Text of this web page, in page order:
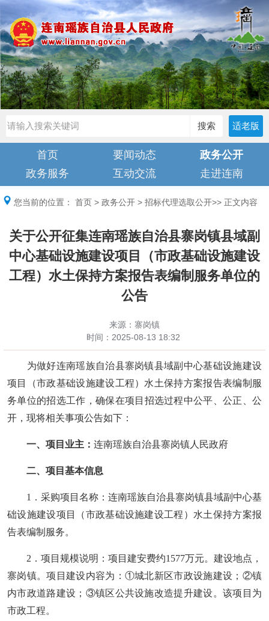
搜索 适老版
首页 要闻动态
政务公开
政务服务
互动交流 走进连南
您当前的位置： 首页 > 政务公开 > 招标代理选取公开>> 正文内容
关于公开征集连南瑶族自治县寨岗镇县域副
中心基础设施建设项目（市政基础设施建设
工程）水土保持方案报告表编制服务单位的
公告
来源：寨岗镇
时间： 2025-08-13 18:32
为做好连南瑶族自治县寨岗镇县域副中心基础设施建设
项目（市政基础设施建设工程）水土保持方案报告表编制服
务单位的招选工作 ，确保在项目 招选过程中公平、公正、公
开，现将相关事项公告如下：
一、 项目业主： 连南瑶族自治县寨岗镇人民政府
二、项目基本信息
1．采购项目名称 ：连南瑶族自治县寨岗镇县域副中心基
础设施建设项目（市政基础设施建设工程）水土保持方案报
告表编制服务。
2．项目 规模说明 ：项目建安费约1577万元。建设地点，
寨岗镇。项目建设内容为： ①城北新区市政设施建设 ； ②镇
内市政道路建设 ； ③镇区公共设施改造提升建设。该项目为
市政工程。